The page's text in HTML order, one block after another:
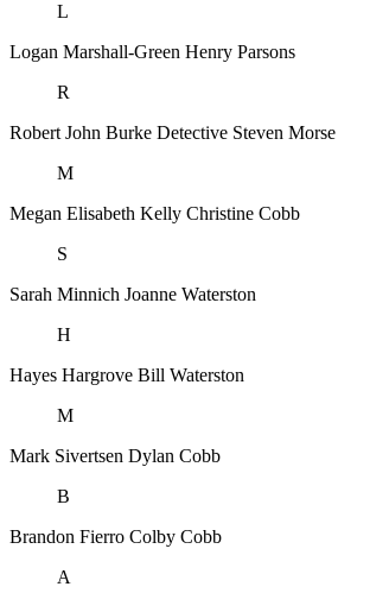
L
Logan Marshall-Green Henry Parsons
R
Robert John Burke Detective Steven Morse
M
Megan Elisabeth Kelly Christine Cobb
S
Sarah Minnich Joanne Waterston
H
Hayes Hargrove Bill Waterston
M
Mark Sivertsen Dylan Cobb
B
Brandon Fierro Colby Cobb
A